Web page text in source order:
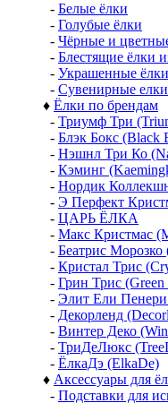
- Белые ёлки
- Голубые ёлки
- Чёрные и
- Блестящие ёлки
- Украшенные ёлки
- Сувенирные елки
♦ Ёлки по брендам
- Триумф Три
- Блэк Бокс (Black
- Нэшнл Три Ко
- Кэминг
- Нордик
- Э Перфект
- ЦАРЬ ЁЛКА
- Макс Кристмас
- Беатрис Морозко
- Кристал Трис
- Грин Трис (Green
- Элит Ели Пенери
- Декорленд
- Винтер Деко
- ТриДеЛюкс
- ЁлкаДэ (ElkaDe)
♦ Аксессуары для
- Подставки для